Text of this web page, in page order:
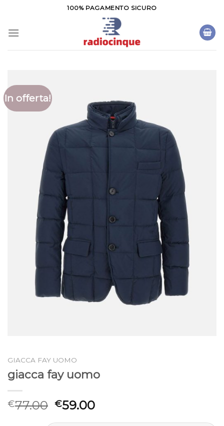
contenuti
100% PAGAMENTO SICURO
In offerta!
GIACCA FAY UOMO
giacca fay uomo
€77.00 €59.00